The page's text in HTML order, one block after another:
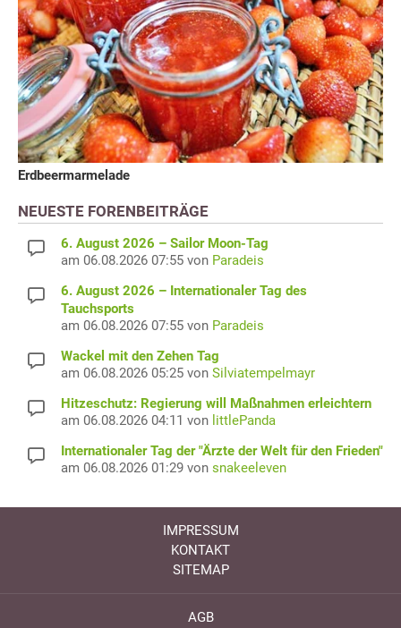
Erdbeermarmelade
NEUESTE FORENBEITRÄGE
6. August 2026 – Sailor Moon-Tag
am 06.08.2026 07:55 von Paradeis
6. August 2026 – Internationaler Tag des
Tauchsports
am 06.08.2026 07:55 von Paradeis
Wackel mit den Zehen Tag
am 06.08.2026 05:25 von Silviatempelmayr
Hitzeschutz: Regierung will Maßnahmen erleichtern
am 06.08.2026 04:11 von littlePanda
Internationaler Tag der "Ärzte der Welt für den Frieden"
am 06.08.2026 01:29 von snakeeleven
IMPRESSUM
KONTAKT
SITEMAP
AGB